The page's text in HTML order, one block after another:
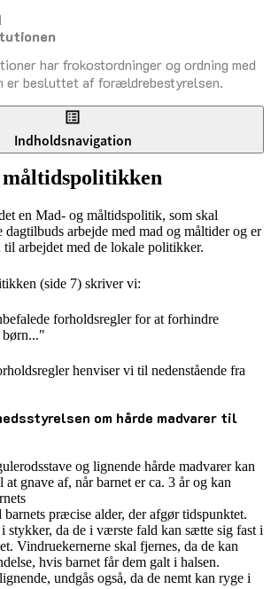
har frokostordninger og ordning med
er besluttet af forældrebestyrelsen.
2026
Indholdsnavigation
en Mad- og måltidspolitik, som skal
dagtilbuds arbejde med mad og måltider og er
arbejdet med de lokale politikker.
(side 7) skriver vi:
forholdsregler for at forhindre
børn..."
henviser vi til nedenstående fra
om hårde madvarer til
og lignende hårde madvarer kan
gnave af, når barnet er ca. 3 år og kan
præcise alder, der afgør tidspunktet.
stykker, da de i værste fald kan sætte sig fast i
Vindruekernerne skal fjernes, da de kan
hvis barnet får dem galt i halsen.
undgås også, da de nemt kan ryge i